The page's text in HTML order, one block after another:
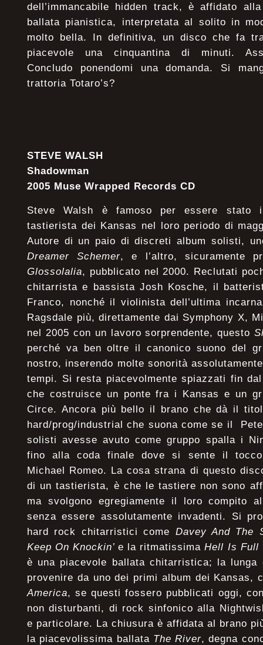
dell’immancabile hidden track, è affidato
ballata pianistica, interpretata al solito in
molto bella. In definitiva, un disco che fa
piacevole una cinquantina di minuti.
Concludo ponendomi una domanda. Si
trattoria Totaro’s?
STEVE WALSH
Shadowman
2005 Muse Wrapped Records CD
Steve Walsh è famoso per essere stato
tastierista dei Kansas nel loro periodo di
Autore di un paio di discreti album solisti,
Dreamer Schemer, e l’altro, sicuramente
Glossolalia, pubblicato nel 2000. Reclutati
chitarrista e bassista Josh Kosche, il
Franco, nonché il violinista dell’ultima
Ragsdale più, direttamente dai Symphony X,
nel 2005 con un lavoro sorprendente, questo
perché va ben oltre il canonico suono del
nostro, inserendo molte sonorità
tempi. Si resta piacevolmente spiazzati fin
che costruisce un ponte fra i Kansas e un
Circe. Ancora più bello il brano che dà il
hard/prog/industrial che suona come se il
solisti avesse avuto come gruppo spalla i
fino alla coda finale dove si sente il
Michael Romeo. La cosa strana di questo
di un tastierista, è che le tastiere non sono
ma svolgono egregiamente il loro compito
senza essere assolutamente invadenti. Si
hard rock chitarristici come Davey And The
Keep On Knockin’e la ritmatissimaHell Is Full
è una piacevole ballata chitarristica; la
provenire da uno dei primi album dei Kansas,
America, se questi fossero pubblicati oggi,
non disturbanti, di rock sinfonico alla
e particolare. La chiusura è affidata al brano
la piacevolissima ballata The River, degna